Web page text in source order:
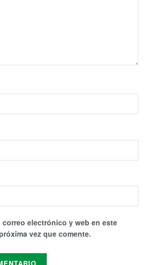
correo electrónico y web en este
vez que comente.